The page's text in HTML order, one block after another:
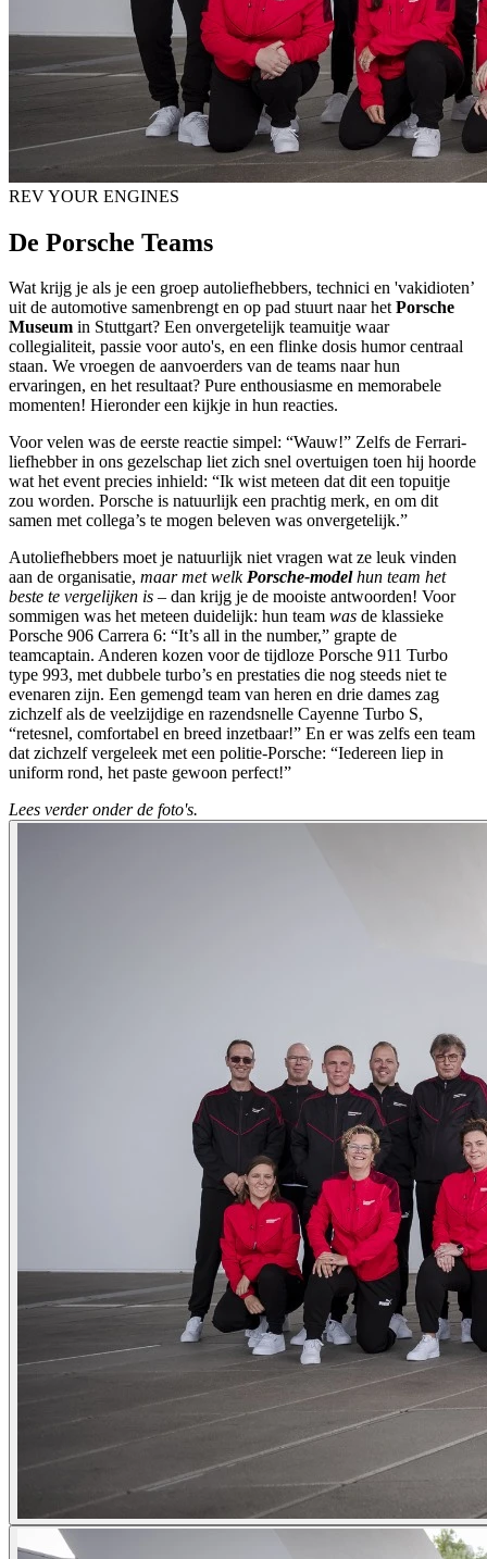
REV YOUR ENGINES
De Porsche Teams
Wat krijg je als je een groep autoliefhebbers, technici en 'vakidioten’
uit de automotive samenbrengt en op pad stuurt naar hetPorsche
Museum in Stuttgart? Een onvergetelijk teamuitje waar
collegialiteit, passie voor auto's, en een flinke dosis humor centraal
staan. We vroegen de aanvoerders van de teams naar hun
ervaringen, en het resultaat? Pure enthousiasme en memorabele
momenten! Hieronder een kijkje in hun reacties.
Voor velen was de eerste reactie simpel: “Wauw!” Zelfs de Ferrari-
liefhebber in ons gezelschap liet zich snel overtuigen toen hij hoorde
wat het event precies inhield: “Ik wist meteen dat dit een topuitje
zou worden. Porsche is natuurlijk een prachtig merk, en om dit
samen met collega’s te mogen beleven was onvergetelijk.”
Autoliefhebbers moet je natuurlijk niet vragen wat ze leuk vinden
aan de organisatie, maar met welkPorsche-modelhun team het
beste te vergelijken is – dan krijg je de mooiste antwoorden! Voor
sommigen was het meteen duidelijk: hun team was de klassieke
Porsche 906 Carrera 6: “It’s all in the number,” grapte de
teamcaptain. Anderen kozen voor de tijdloze Porsche 911 Turbo
type 993, met dubbele turbo’s en prestaties die nog steeds niet te
evenaren zijn. Een gemengd team van heren en drie dames zag
zichzelf als de veelzijdige en razendsnelle Cayenne Turbo S,
“retesnel, comfortabel en breed inzetbaar!” En er was zelfs een team
dat zichzelf vergeleek met een politie-Porsche: “Iedereen liep in
uniform rond, het paste gewoon perfect!”
Lees verder onder de foto's.